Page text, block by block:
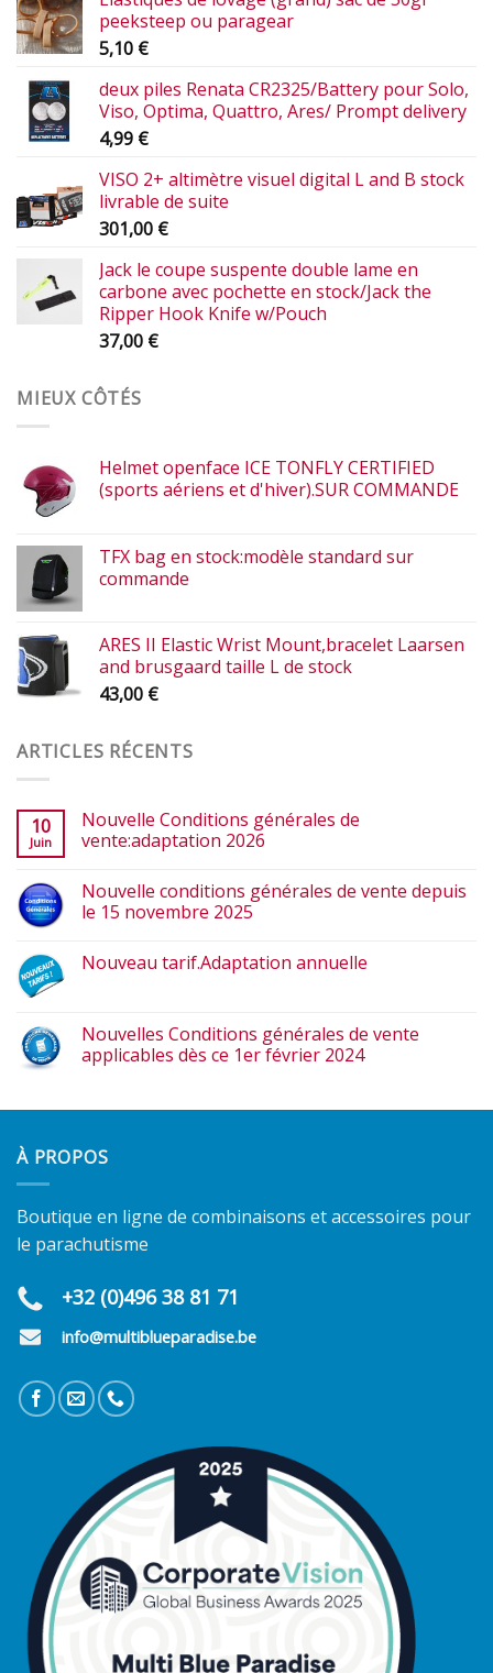
peeksteep ou paragear
5,10 €
deux piles Renata CR2325/Battery pour Solo,
Viso, Optima, Quattro, Ares/ Prompt delivery
4,99 €
VISO 2+ altimètre visuel digital L and B stock
livrable de suite
301,00 €
Jack le coupe suspente double lame en
carbone avec pochette en stock/Jack the
Ripper Hook Knife w/Pouch
37,00 €
MIEUX CÔTÉS
Helmet openface ICE TONFLY CERTIFIED
(sports aériens et d'hiver).SUR COMMANDE
TFX bag en stock:modèle standard sur
commande
ARES II Elastic Wrist Mount,bracelet Laarsen
and brusgaard taille L de stock
43,00 €
ARTICLES RÉCENTS
10
Juin
Nouvelle Conditions générales de
vente:adaptation 2026
Nouvelle conditions générales de vente depuis
le 15 novembre 2025
Nouveau tarif.Adaptation annuelle
Nouvelles Conditions générales de vente
applicables dès ce 1er février 2024
À PROPOS
Boutique en ligne de combinaisons et accessoires pour
le parachutisme
+32 (0)496 38 81 71
info@multiblueparadise.be